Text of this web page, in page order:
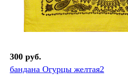
300 руб.
бандана Огурцы желтая2